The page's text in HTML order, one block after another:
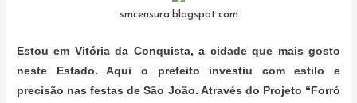
smcensura.blogspot.com
Estou em Vitória da Conquista, a cidade que mais gosto
neste Estado. Aqui o prefeito investiu com estilo e
precisão nas festas de São João. Através do Projeto “Forró